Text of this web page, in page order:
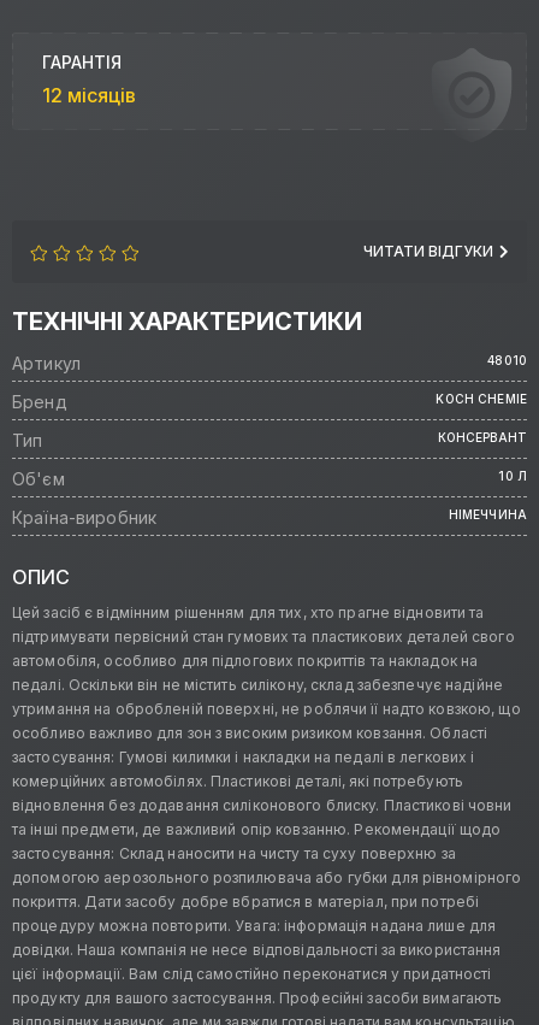
ЧИТАТИ ВІДГУКИ
ТЕХНІЧНІ ХАРАКТЕРИСТИКИ
Артикул 48010
Бренд KOCH CHEMIE
Тип КОНСЕРВАНТ
Об'єм 10 Л
Країна-виробник НІМЕЧЧИНА
ГАРАНТІЯ
12 місяців
ОПИС
Цей засіб є відмінним рішенням для тих, хто прагне відновити та
підтримувати первісний стан гумових та пластикових деталей свого
автомобіля, особливо для підлогових покриттів та накладок на
педалі. Оскільки він не містить силікону, склад забезпечує надійне
утримання на обробленій поверхні, не роблячи її надто ковзкою, що
особливо важливо для зон з високим ризиком ковзання. Області
застосування: Гумові килимки і накладки на педалі в легкових і
комерційних автомобілях. Пластикові деталі, які потребують
відновлення без додавання силіконового блиску. Пластикові човни
та інші предмети, де важливий опір ковзанню. Рекомендації щодо
застосування: Склад наносити на чисту та суху поверхню за
допомогою аерозольного розпилювача або губки для рівномірного
покриття. Дати засобу добре вбратися в матеріал, при потребі
процедуру можна повторити. Увага: інформація надана лише для
довідки. Наша компанія не несе відповідальності за використання
цієї інформації. Вам слід самостійно переконатися у придатності
продукту для вашого застосування. Професійні засоби вимагають